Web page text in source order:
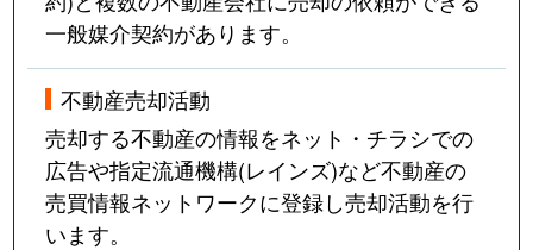
一般媒介契約があります。
不動産売却活動
売却する不動産の情報をネット・チラシでの
広告や指定流通機構(レインズ)など不動産の
売買情報ネットワークに登録し売却活動を行
います。